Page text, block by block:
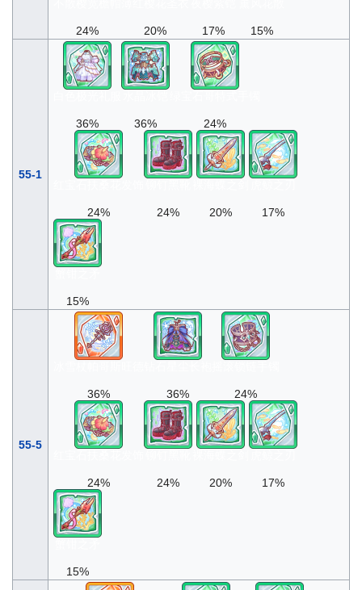
24% 20% 17% 15%
55-1
36% 36% 24%
24% 24% 20% 17%
15%
55-5
36% 36% 24%
24% 24% 20% 17%
15%